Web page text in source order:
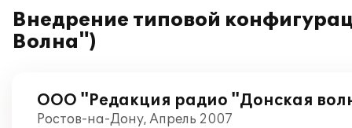
Внедрение типовой
Волна")
ООО "Редакция радио "Донская
Ростов-на-Дону, Апрель 2007